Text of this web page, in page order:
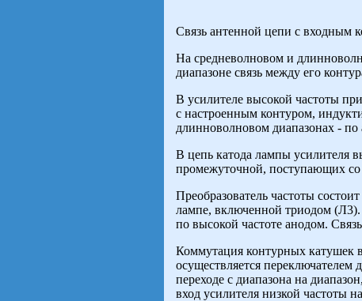
Связь антенной цепи с входным
На средневолновом и
диапазоне связь между его
В усилителе высокой частоты
с настроенным контуром,
длинноволновом диапазонах - по
В цепь катода лампы усилителя
промежуточной, поступающих со
Преобразователь частоты
лампе, включенной триодом (Л3).
по высокой частоте анодом.
Коммутация контурных катушек
осуществляется
переходе с диапазона на
вход усилителя низкой частоты